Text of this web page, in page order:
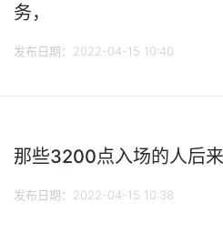
务，
发布日期：2022-04-15 10:40
那些3200点入场的人后来
发布日期：2022-04-15 10:38